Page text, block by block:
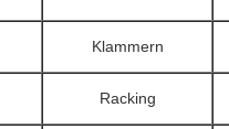
Klammern
Racking